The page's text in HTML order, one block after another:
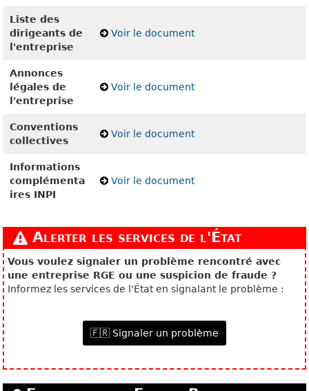
Liste des
dirigeants de
l'entreprise
Voir le document
Annonces
légales de
l'entreprise
Voir le document
Conventions
collectives
Voir le document
Informations
complémenta
ires INPI
Voir le document
Alerter les services de l'État
Vous voulez signaler un problème rencontré avec
une entreprise RGE ou une suspicion de fraude ?
Informez les services de l'État en signalant le problème :
🇫🇷 Signaler un problème